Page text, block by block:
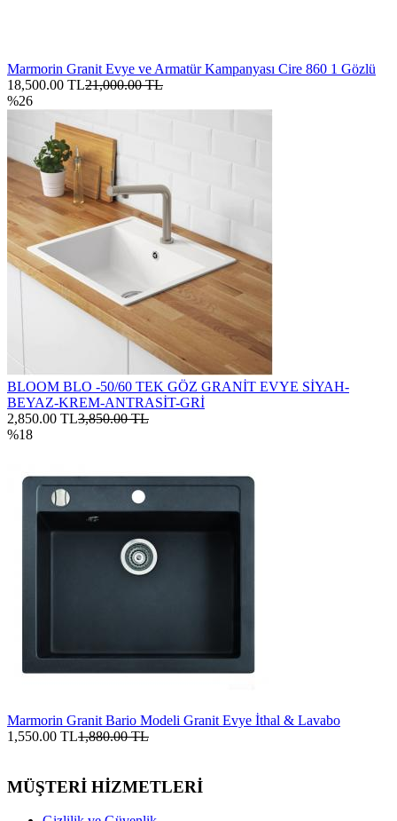
Marmorin Granit Evye ve Armatür Kampanyası Cire 860 1 Gözlü
18,500.00 TL21,000.00 TL
%26
BLOOM BLO -50/60 TEK GÖZ GRANİT EVYE SİYAH-
BEYAZ-KREM-ANTRASİT-GRİ
2,850.00 TL3,850.00 TL
%18
Marmorin Granit Bario Modeli Granit Evye İthal & Lavabo
1,550.00 TL1,880.00 TL
MÜŞTERİ HİZMETLERİ